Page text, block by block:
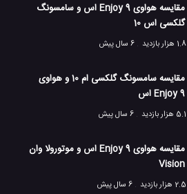
مقایسه هواوی Enjoy 9 اس و سامسونگ
گلکسی اس 10
1.8 هزار بازدید 6 سال پیش
مقایسه سامسونگ گلکسی ام 10 و هواوی
Enjoy 9 اس
5.1 هزار بازدید 6 سال پیش
مقایسه هواوی Enjoy 9 اس و موتورولا وان
Vision
2.5 هزار بازدید 6 سال پیش